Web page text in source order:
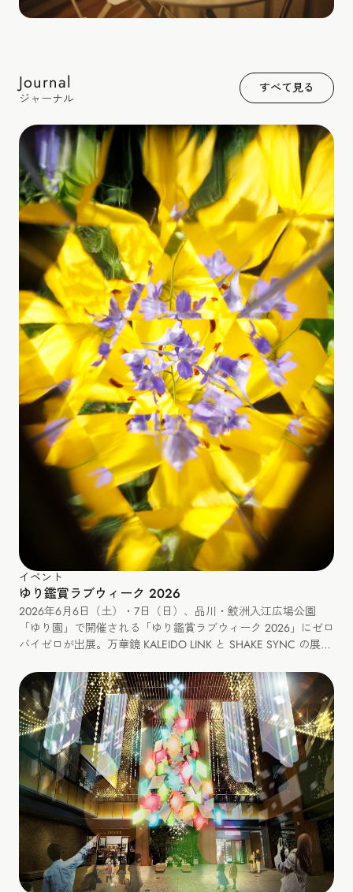
Journal
ジャーナル
すべて見る
イベント
ゆり鑑賞ラブウィーク 2026
2026年6月6日（土）・7日（日）、品川・鮫洲入江広場公園
「ゆり園」で開催される「ゆり鑑賞ラブウィーク 2026」にゼロ
バイゼロが出展。万華鏡 KALEIDO LINK と SHAKE SYNC の展
プも開催します。